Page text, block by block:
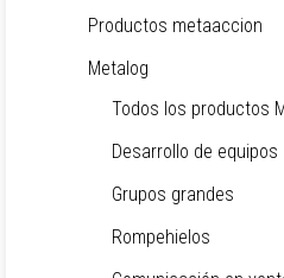
Productos metaaccion
Metalog
Todos los productos
Desarrollo de equipos
Grupos grandes
Rompehielos